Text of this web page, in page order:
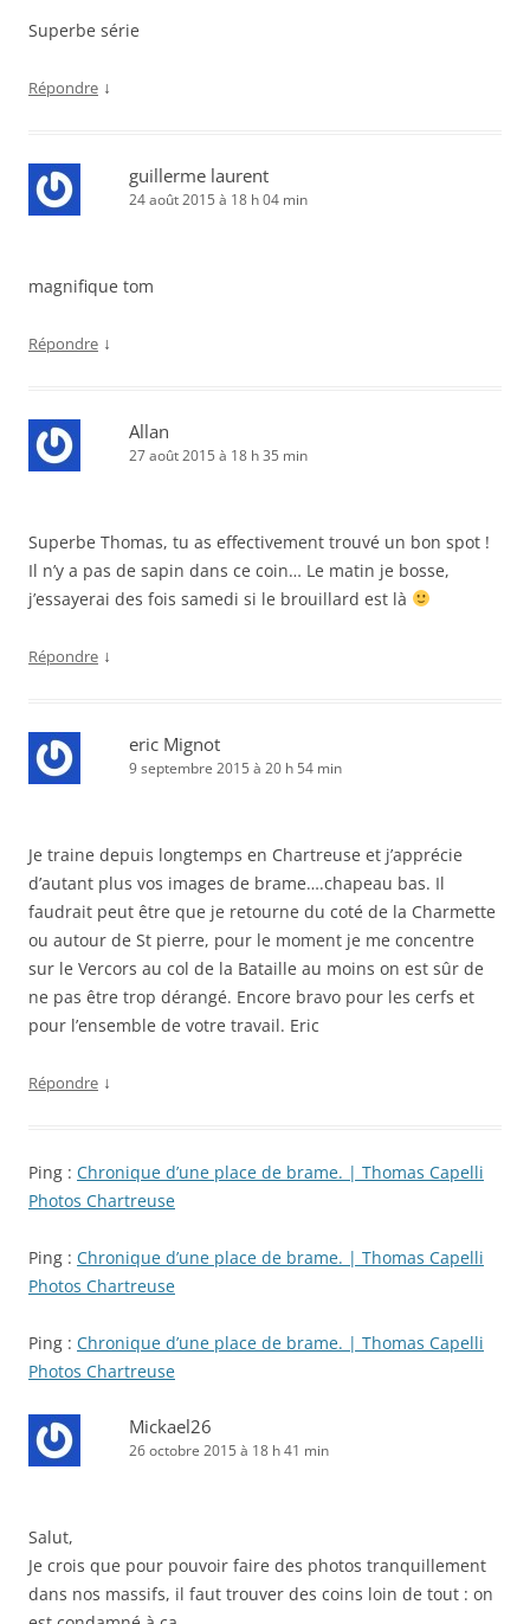
Superbe série
Répondre ↓
guillerme laurent
24 août 2015 à 18 h 04 min
magnifique tom
Répondre ↓
Allan
27 août 2015 à 18 h 35 min
Superbe Thomas, tu as effectivement trouvé un bon spot !
Il n’y a pas de sapin dans ce coin… Le matin je bosse,
j’essayerai des fois samedi si le brouillard est là
Répondre ↓
eric Mignot
9 septembre 2015 à 20 h 54 min
Je traine depuis longtemps en Chartreuse et j’apprécie
d’autant plus vos images de brame….chapeau bas. Il
faudrait peut être que je retourne du coté de la Charmette
ou autour de St pierre, pour le moment je me concentre
sur le Vercors au col de la Bataille au moins on est sûr de
ne pas être trop dérangé. Encore bravo pour les cerfs et
pour l’ensemble de votre travail. Eric
Répondre ↓
Ping : Chronique d’une place de brame. | Thomas Capelli
Photos Chartreuse
Ping : Chronique d’une place de brame. | Thomas Capelli
Photos Chartreuse
Ping : Chronique d’une place de brame. | Thomas Capelli
Photos Chartreuse
Mickael26
26 octobre 2015 à 18 h 41 min
Salut,
Je crois que pour pouvoir faire des photos tranquillement
dans nos massifs, il faut trouver des coins loin de tout : on